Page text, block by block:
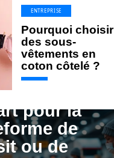
ENTREPRISE
Pourquoi choisir
des sous-
vêtements en
coton côtelé ?
pour la
de
ou de